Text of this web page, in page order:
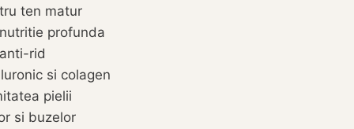
ten matur
profunda
rid
si colagen
pielii
si buzelor